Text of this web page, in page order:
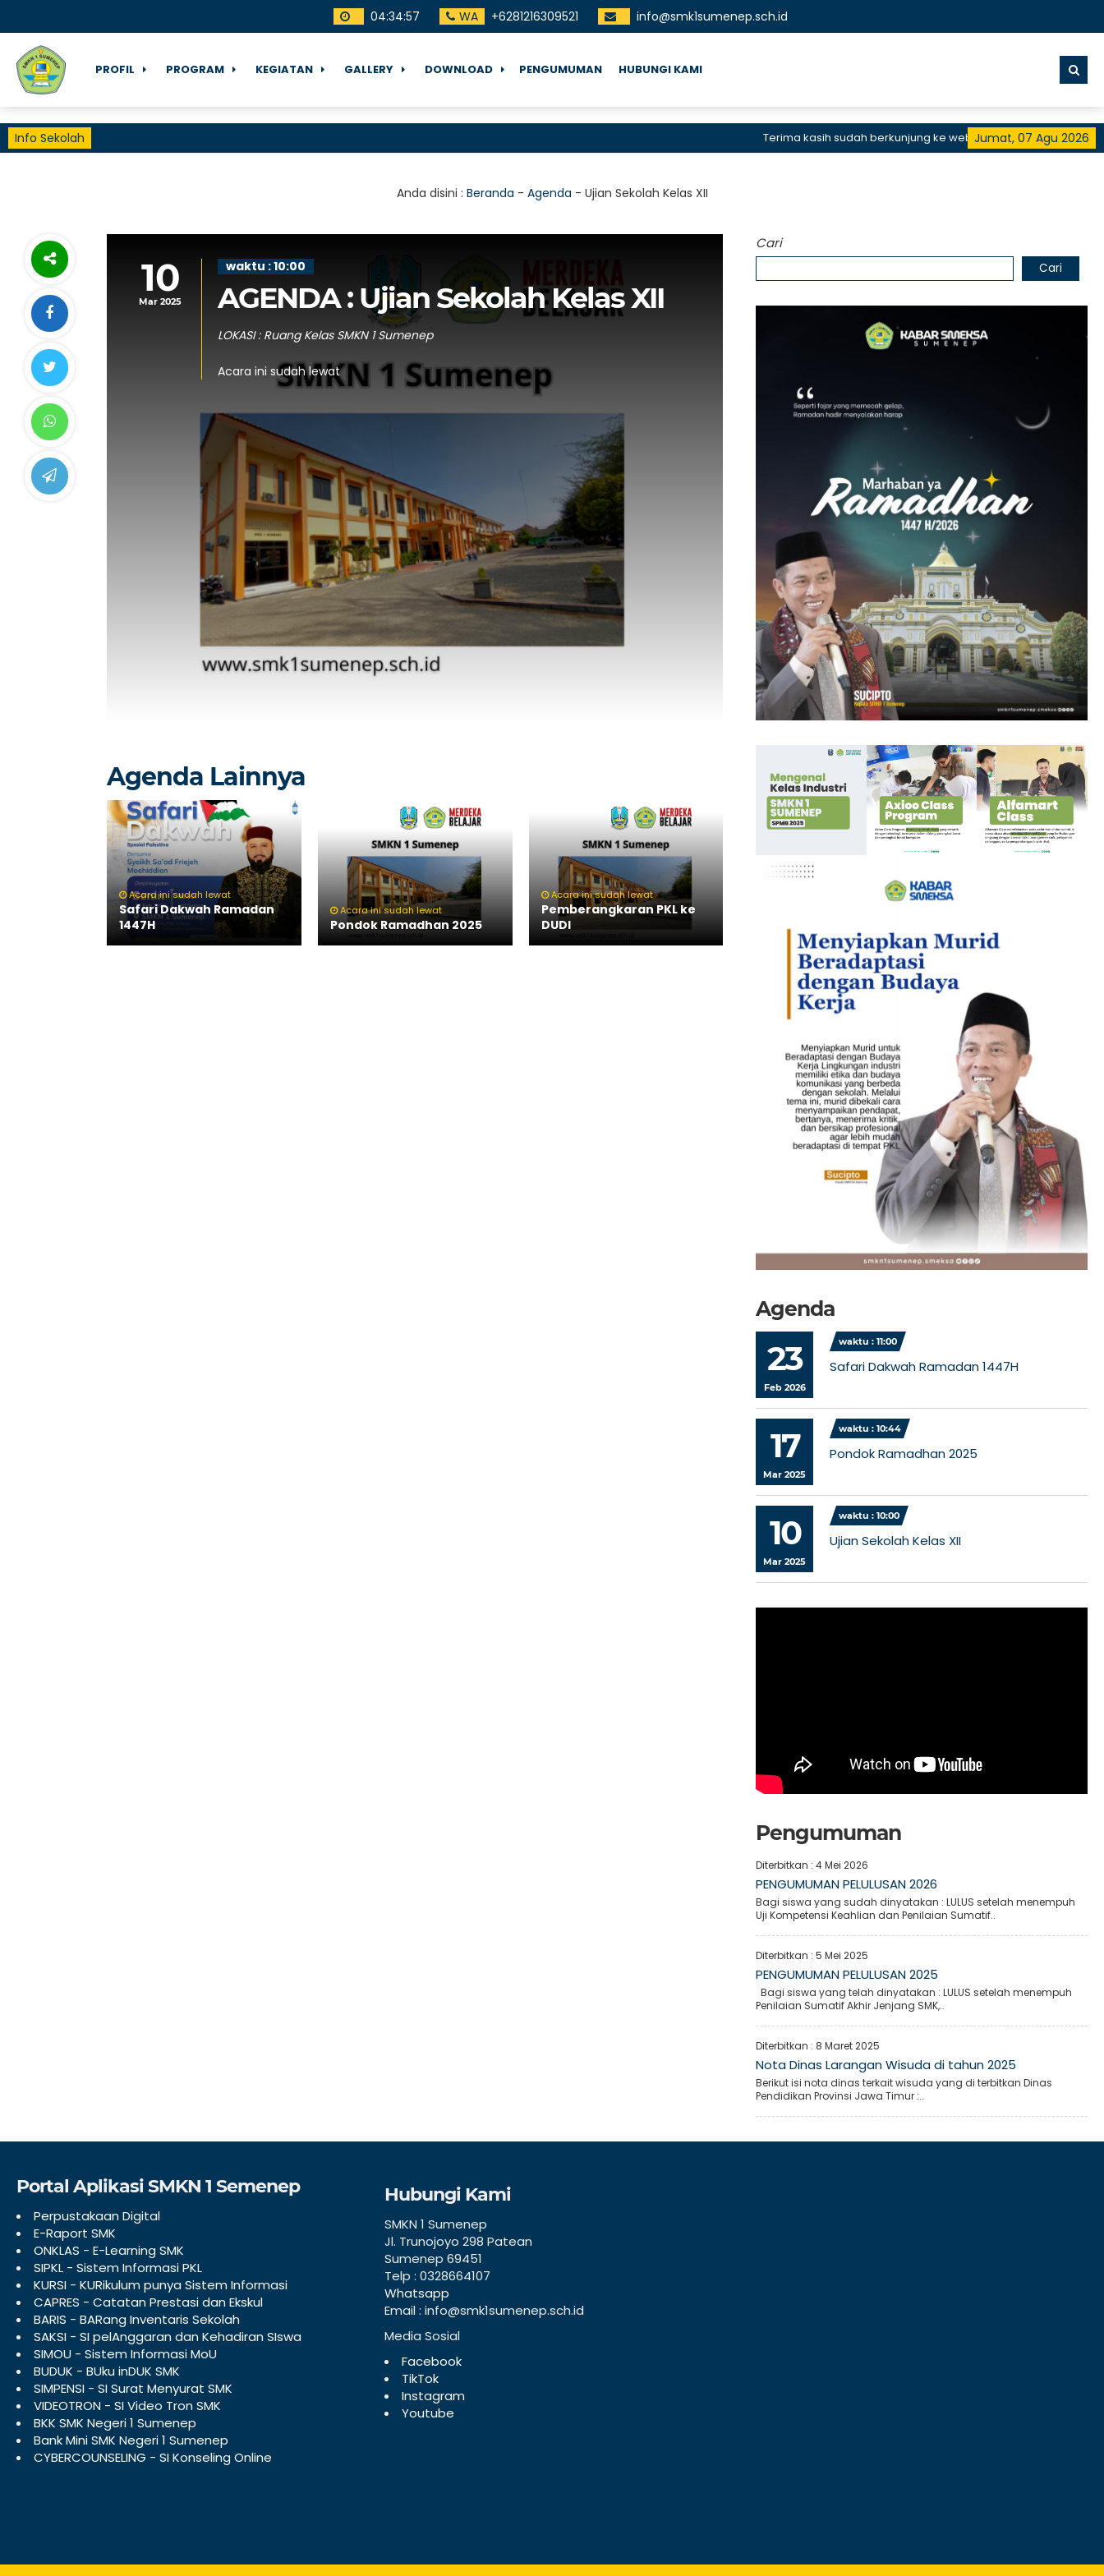
04:34:58 WA +6281216309521 info@smk1sumenep.sch.id
PROFIL PROGRAM KEGIATAN GALLERY DOWNLOAD PENGUMUMAN HUBUNGI KAMI
Info Sekolah Jumat, 07 Agu 2026
Terima kasih sudah berkunjung ke website resmi SMKN 1 Sumenep,
Anda disini : Beranda - Agenda - Ujian Sekolah Kelas XII
10
Mar 2025
waktu : 10:00
AGENDA : Ujian Sekolah Kelas XII
LOKASI : Ruang Kelas SMKN 1 Sumenep
Acara ini sudah lewat
Agenda Lainnya
Acara ini sudah lewat
Safari Dakwah Ramadan
1447H
Acara ini sudah lewat
Pondok Ramadhan 2025
Acara ini sudah lewat
Pemberangkaran PKL ke
DUDI
Cari
Cari
Agenda
23
Feb 2026
waktu : 11:00
Safari Dakwah Ramadan 1447H
17
Mar 2025
waktu : 10:44
Pondok Ramadhan 2025
10
Mar 2025
waktu : 10:00
Ujian Sekolah Kelas XII
Pengumuman
Diterbitkan :4 Mei 2026
PENGUMUMAN PELULUSAN 2026
Bagi siswa yang sudah dinyatakan : LULUS setelah menempuh
Uji Kompetensi Keahlian dan Penilaian Sumatif..
Diterbitkan :5 Mei 2025
PENGUMUMAN PELULUSAN 2025
Bagi siswa yang telah dinyatakan : LULUS setelah menempuh
Penilaian Sumatif Akhir Jenjang SMK,..
Diterbitkan : 8 Maret 2025
Nota Dinas Larangan Wisuda di tahun 2025
Berikut isi nota dinas terkait wisuda yang di terbitkan Dinas
Pendidikan Provinsi Jawa Timur :..
Portal Aplikasi SMKN 1 Semenep
Perpustakaan Digital
E-Raport SMK
ONKLAS - E-Learning SMK
SIPKL - Sistem Informasi PKL
KURSI - KURikulum punya Sistem Informasi
CAPRES - Catatan Prestasi dan Ekskul
BARIS - BARang Inventaris Sekolah
SAKSI - SI pelAnggaran dan Kehadiran SIswa
SIMOU - Sistem Informasi MoU
BUDUK - BUku inDUK SMK
SIMPENSI - SI Surat Menyurat SMK
VIDEOTRON - SI Video Tron SMK
BKK SMK Negeri 1 Sumenep
Bank Mini SMK Negeri 1 Sumenep
CYBERCOUNSELING - SI Konseling Online
Hubungi Kami
SMKN 1 Sumenep
Jl. Trunojoyo 298 Patean
Sumenep 69451
Telp : 0328664107
Whatsapp
Email : info@smk1sumenep.sch.id
Media Sosial
Facebook
TikTok
Instagram
Youtube